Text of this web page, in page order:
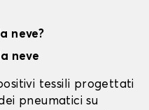
neve?
neve
tessili progettati
pneumatici su